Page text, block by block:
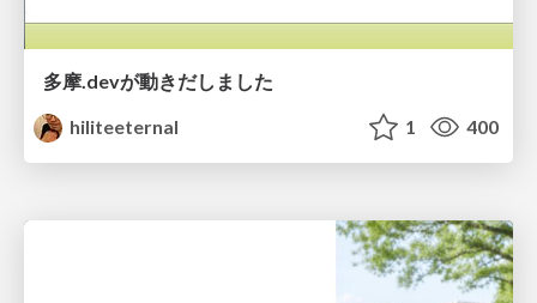
多摩.devが動きだしました
hiliteeternal
1 400